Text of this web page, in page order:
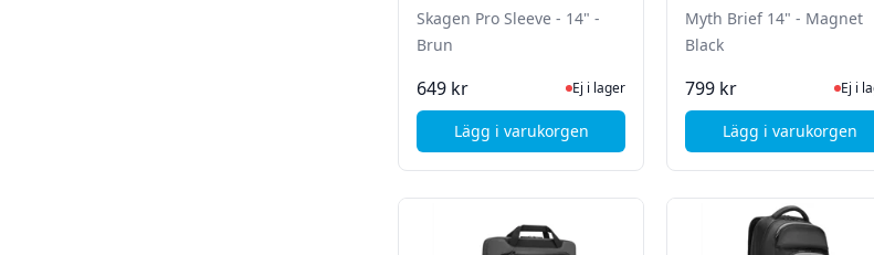
Skagen Pro Sleeve - 14" -
Brun
649 kr Ej i lager, besök produktsidan för senaste
Ej i lager
Lägg i varukorgen, dbramante1928 Skagen Pro Sleeve - 14" - Brun
Myth Brief 14" - Magnet
Black
799 kr Ej i Ej i
Lägg i varukorgen
, STM